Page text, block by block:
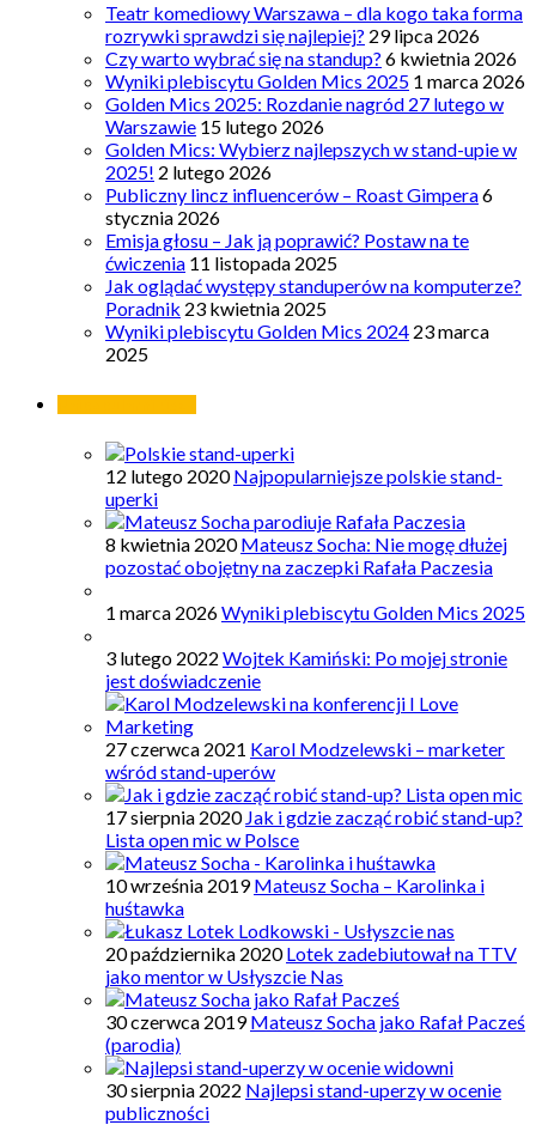
Teatr komediowy Warszawa – dla kogo taka forma
rozrywki sprawdzi się najlepiej? 29 lipca 2026
Czy warto wybrać się na standup? 6 kwietnia 2026
Wyniki plebiscytu Golden Mics 2025 1 marca 2026
Golden Mics 2025: Rozdanie nagród 27 lutego w
Warszawie 15 lutego 2026
Golden Mics: Wybierz najlepszych w stand-upie w
2025! 2 lutego 2026
Publiczny lincz influencerów – Roast Gimpera6
stycznia 2026
Emisja głosu – Jak ją poprawić? Postaw na te
ćwiczenia 11 listopada 2025
Jak oglądać występy standuperów na komputerze?
Poradnik 23 kwietnia 2025
Wyniki plebiscytu Golden Mics 2024 23 marca
2025
12 lutego 2020 Najpopularniejsze polskie stand-
uperki
8 kwietnia 2020 Mateusz Socha: Nie mogę dłużej
pozostać obojętny na zaczepki Rafała Paczesia
1 marca 2026Wyniki plebiscytu Golden Mics 2025
3 lutego 2022 Wojtek Kamiński: Po mojej stronie
jest doświadczenie
27 czerwca 2021 Karol Modzelewski – marketer
wśród stand-uperów
17 sierpnia 2020 Jak i gdzie zacząć robić stand-up?
Lista open mic w Polsce
10 września 2019 Mateusz Socha – Karolinka i
huśtawka
20 października 2020 Lotek zadebiutował na TTV
jako mentor w Usłyszcie Nas
30 czerwca 2019 Mateusz Socha jako Rafał Pacześ
(parodia)
30 sierpnia 2022 Najlepsi stand-uperzy w ocenie
publiczności